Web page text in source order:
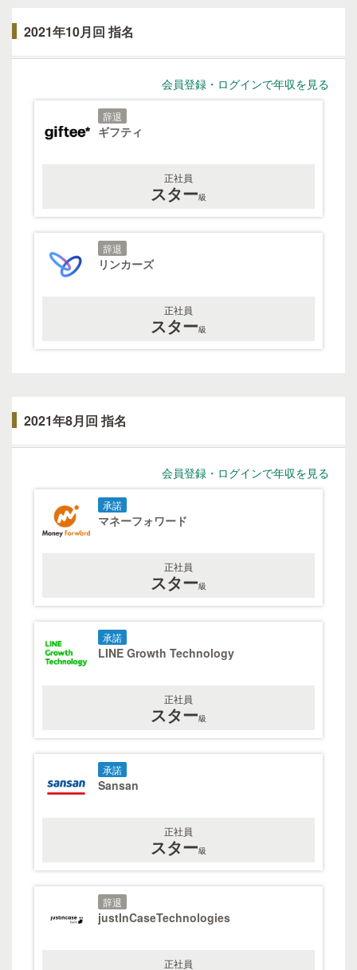
2021年10月回 指名
会員登録・ログインで年収を見る
辞退
ギフティ
正社員
スター級
辞退
リンカーズ
正社員
スター級
2021年8月回 指名
会員登録・ログインで年収を見る
承諾
マネーフォワード
正社員
スター級
承諾
LINE Growth Technology
正社員
スター級
承諾
Sansan
正社員
スター級
辞退
justInCaseTechnologies
正社員